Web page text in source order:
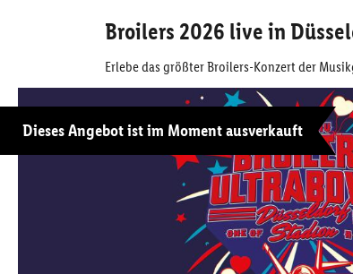
Broilers 2026 live in
Erlebe das größter Broilers-Konzert der
Dieses Angebot ist im Moment ausverkauft